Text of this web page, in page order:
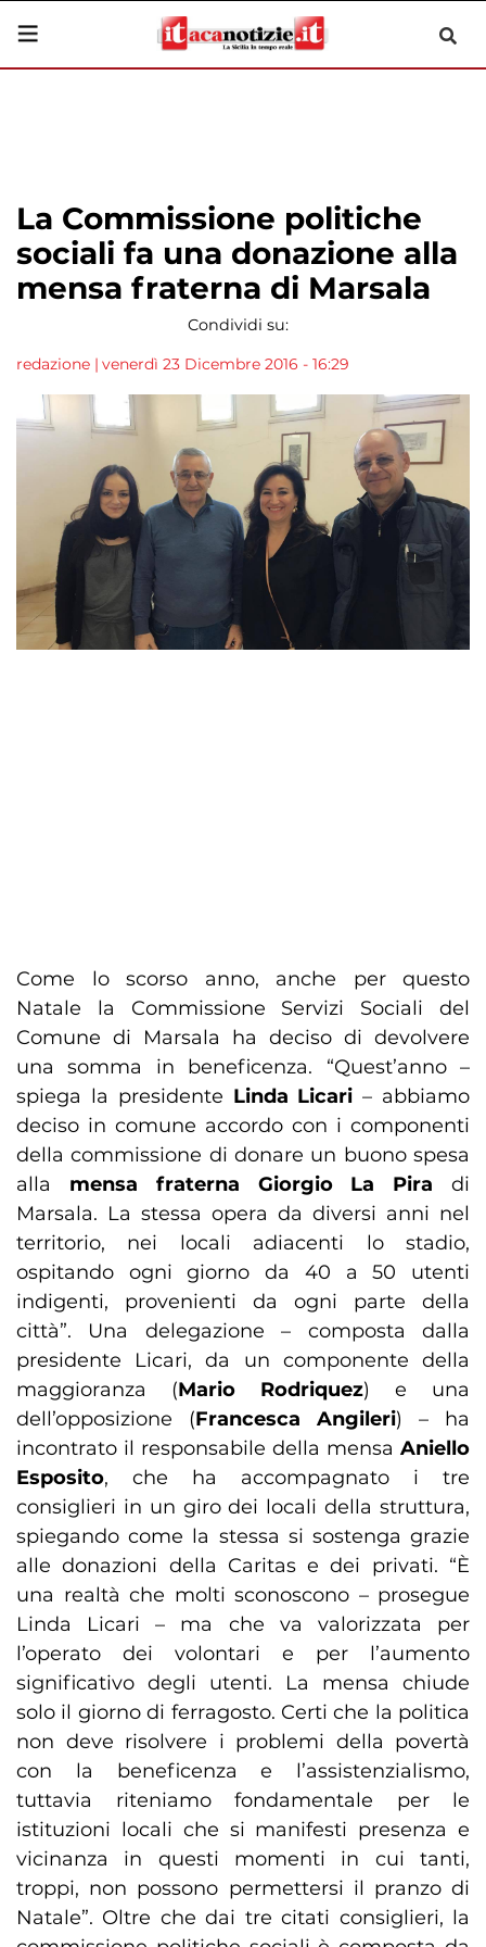
La Commissione politiche
sociali fa una donazione alla
mensa fraterna di Marsala
Condividi su:
redazione | venerdì 23 Dicembre 2016 - 16:29
Come lo scorso anno, anche per questo
Natale la Commissione Servizi Sociali del
Comune di Marsala ha deciso di devolvere
una somma in beneficenza. “Quest’anno –
spiega la presidente Linda Licari – abbiamo
deciso in comune accordo con i componenti
della commissione di donare un buono spesa
alla mensa fraterna Giorgio La Pira di
Marsala. La stessa opera da diversi anni nel
territorio, nei locali adiacenti lo stadio,
ospitando ogni giorno da 40 a 50 utenti
indigenti, provenienti da ogni parte della
città”. Una delegazione – composta dalla
presidente Licari, da un componente della
maggioranza (Mario Rodriquez) e una
dell’opposizione (Francesca Angileri) – ha
incontrato il responsabile della mensa Aniello
Esposito, che ha accompagnato i tre
consiglieri in un giro dei locali della struttura,
spiegando come la stessa si sostenga grazie
alle donazioni della Caritas e dei privati. “È
una realtà che molti sconoscono – prosegue
Linda Licari – ma che va valorizzata per
l’operato dei volontari e per l’aumento
significativo degli utenti. La mensa chiude
solo il giorno di ferragosto. Certi che la politica
non deve risolvere i problemi della povertà
con la beneficenza e l’assistenzialismo,
tuttavia riteniamo fondamentale per le
istituzioni locali che si manifesti presenza e
vicinanza in questi momenti in cui tanti,
troppi, non possono permettersi il pranzo di
Natale”. Oltre che dai tre citati consiglieri, la